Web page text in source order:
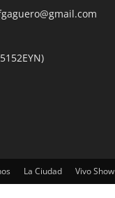
La Ciudad Vivo Show